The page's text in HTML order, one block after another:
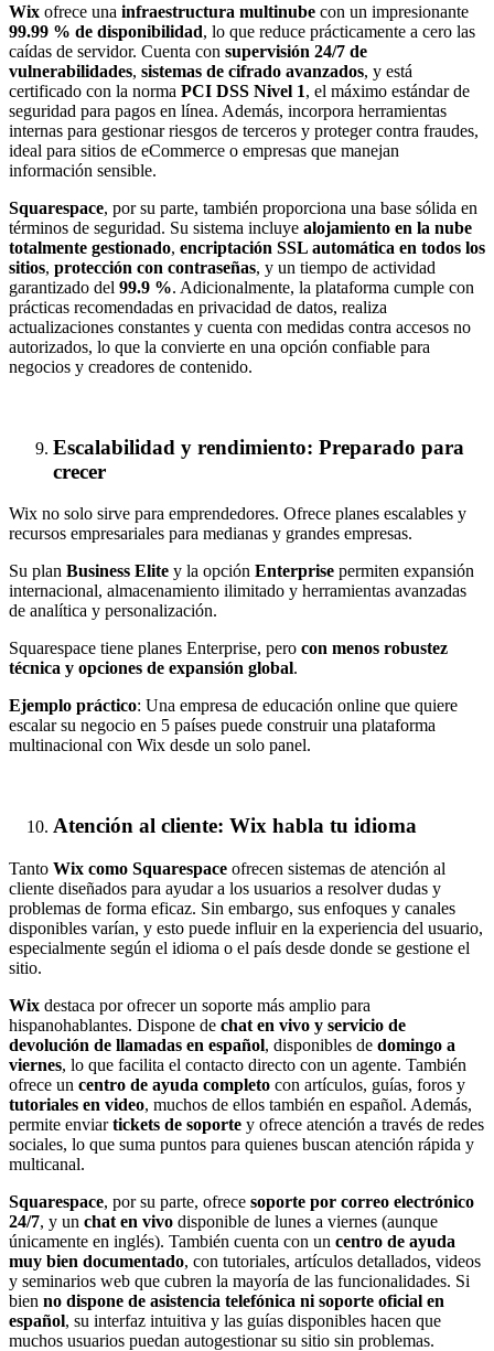
Wix ofrece una infraestructura multinube con un impresionante
99.99 % de disponibilidad, lo que reduce prácticamente a cero las
caídas de servidor. Cuenta con supervisión 24/7 de
vulnerabilidades, sistemas de cifrado avanzados, y está
certificado con la norma PCI DSS Nivel 1, el máximo estándar de
seguridad para pagos en línea. Además, incorpora herramientas
internas para gestionar riesgos de terceros y proteger contra fraudes,
ideal para sitios de eCommerce o empresas que manejan
información sensible.
Squarespace, por su parte, también proporciona una base sólida en
términos de seguridad. Su sistema incluye alojamiento en la nube
totalmente gestionado, encriptación SSL automática en todos los
sitios, protección con contraseñas, y un tiempo de actividad
garantizado del 99.9 %. Adicionalmente, la plataforma cumple con
prácticas recomendadas en privacidad de datos, realiza
actualizaciones constantes y cuenta con medidas contra accesos no
autorizados, lo que la convierte en una opción confiable para
negocios y creadores de contenido.
Escalabilidad y rendimiento: Preparado para
crecer
Wix no solo sirve para emprendedores. Ofrece planes escalables y
recursos empresariales para medianas y grandes empresas.
Su plan Business Elite y la opción Enterprise permiten expansión
internacional, almacenamiento ilimitado y herramientas avanzadas
de analítica y personalización.
Squarespace tiene planes Enterprise, pero con menos robustez
técnica y opciones de expansión global.
Ejemplo práctico: Una empresa de educación online que quiere
escalar su negocio en 5 países puede construir una plataforma
multinacional con Wix desde un solo panel.
Atención al cliente: Wix habla tu idioma
Tanto Wix como Squarespace ofrecen sistemas de atención al
cliente diseñados para ayudar a los usuarios a resolver dudas y
problemas de forma eficaz. Sin embargo, sus enfoques y canales
disponibles varían, y esto puede influir en la experiencia del usuario,
especialmente según el idioma o el país desde donde se gestione el
sitio.
Wix destaca por ofrecer un soporte más amplio para
hispanohablantes. Dispone de chat en vivo y servicio de
devolución de llamadas en español, disponibles de domingo a
viernes, lo que facilita el contacto directo con un agente. También
ofrece un centro de ayuda completo con artículos, guías, foros y
tutoriales en video, muchos de ellos también en español. Además,
permite enviartickets de soporte y ofrece atención a través de redes
sociales, lo que suma puntos para quienes buscan atención rápida y
multicanal.
Squarespace, por su parte, ofrece soporte por correo electrónico
24/7, y un chat en vivo disponible de lunes a viernes (aunque
únicamente en inglés). También cuenta con un centro de ayuda
muy bien documentado, con tutoriales, artículos detallados, videos
y seminarios web que cubren la mayoría de las funcionalidades. Si
bien no dispone de asistencia telefónica ni soporte oficial en
español, su interfaz intuitiva y las guías disponibles hacen que
muchos usuarios puedan autogestionar su sitio sin problemas.